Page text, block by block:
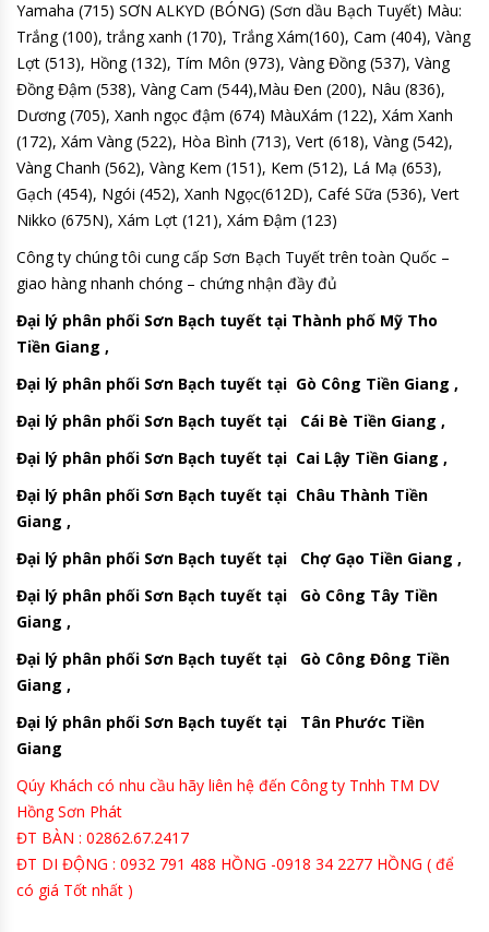
Yamaha (715) SƠN ALKYD (BÓNG) (Sơn dầu Bạch Tuyết) Màu:
Trắng (100), trắng xanh (170), Trắng Xám(160), Cam (404), Vàng
Lợt (513), Hồng (132), Tím Môn (973), Vàng Đồng (537), Vàng
Đồng Đậm (538), Vàng Cam (544),Màu Đen (200), Nâu (836),
Dương (705), Xanh ngọc đậm (674) MàuXám (122), Xám Xanh
(172), Xám Vàng (522), Hòa Bình (713), Vert (618), Vàng (542),
Vàng Chanh (562), Vàng Kem (151), Kem (512), Lá Mạ (653),
Gạch (454), Ngói (452), Xanh Ngọc(612D), Café Sữa (536), Vert
Nikko (675N), Xám Lợt (121), Xám Đậm (123)
Công ty chúng tôi cung cấp Sơn Bạch Tuyết trên toàn Quốc –
giao hàng nhanh chóng – chứng nhận đầy đủ
Đại lý phân phối Sơn Bạch tuyết tại Thành phố Mỹ Tho
Tiền Giang ,
Đại lý phân phối Sơn Bạch tuyết tại Gò Công Tiền Giang ,
Đại lý phân phối Sơn Bạch tuyết tại Cái Bè Tiền Giang ,
Đại lý phân phối Sơn Bạch tuyết tại Cai Lậy Tiền Giang ,
Đại lý phân phối Sơn Bạch tuyết tại Châu Thành Tiền
Giang ,
Đại lý phân phối Sơn Bạch tuyết tại Chợ Gạo Tiền Giang ,
Đại lý phân phối Sơn Bạch tuyết tại Gò Công Tây Tiền
Giang ,
Đại lý phân phối Sơn Bạch tuyết tại Gò Công Đông Tiền
Giang ,
Đại lý phân phối Sơn Bạch tuyết tại Tân Phước Tiền
Giang
Qúy Khách có nhu cầu hãy liên hệ đến Công ty Tnhh TM DV
Hồng Sơn Phát
ĐT BÀN : 02862.67.2417
ĐT DI ĐỘNG : 0932 791 488 HỒNG -0918 34 2277 HỒNG ( để
có giá Tốt nhất )